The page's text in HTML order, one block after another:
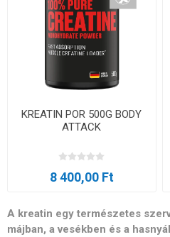
A kreatin egy természetes
májban, a vesékben és a
KREATIN POR 500G BODY
ATTACK
8 400,00 Ft